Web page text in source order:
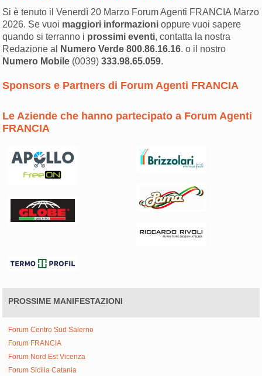
Si è tenuto il Venerdì 20 Marzo Forum Agenti FRANCIA Marzo
2026. Se vuoi maggiori informazioni oppure vuoi sapere
quando si terranno i prossimi eventi, contatta la nostra
Redazione al
Numero Verde 800.86.16.16. o il nostro
Numero Mobile (0039)333.98.65.059.
Sponsors e Partners di Forum Agenti FRANCIA
Le Aziende che hanno partecipato a Forum Agenti
FRANCIA
PROSSIME MANIFESTAZIONI
Forum Centro Sud Salerno
Forum FRANCIA
Forum Nord Est Vicenza
Forum Sicilia Catania